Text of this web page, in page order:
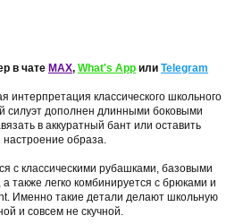
в чате MAX, What's App или Telegram
интерпретация классического школьного
силуэт дополнен длинными боковыми
в аккуратный бант или оставить
образа.
с классическими рубашками, базовыми
также легко комбинируется с брюками и
Именно такие детали делают школьную
и совсем не скучной.